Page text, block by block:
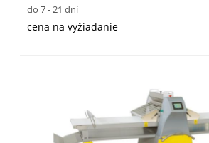
do 7 - 21 dní
cena na vyžiadanie